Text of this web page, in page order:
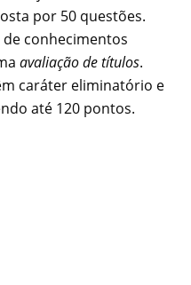
por 50 questões.
conhecimentos
avaliação de títulos.
caráter eliminatório e
até 120 pontos.